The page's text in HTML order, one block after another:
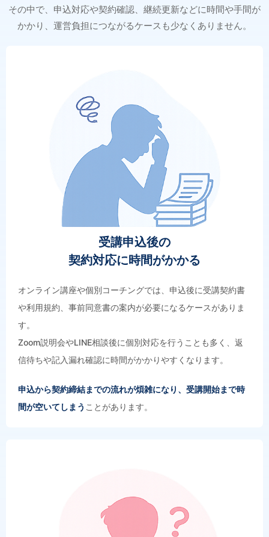
その中で、申込対応や契約確認、継続更新などに時間や手間が
かかり、運営負担につながるケースも少なくありません。
受講申込後の
契約対応に時間がかかる
オンライン講座や個別コーチングでは、申込後に受講契約書
や利用規約、事前同意書の案内が必要になるケースがありま
す。
Zoom説明会やLINE相談後に個別対応を行うことも多く、返
信待ちや記入漏れ確認に時間がかかりやすくなります。
申込から契約締結までの流れが煩雑になり、受講開始まで時
間が空いてしまう ことがあります。